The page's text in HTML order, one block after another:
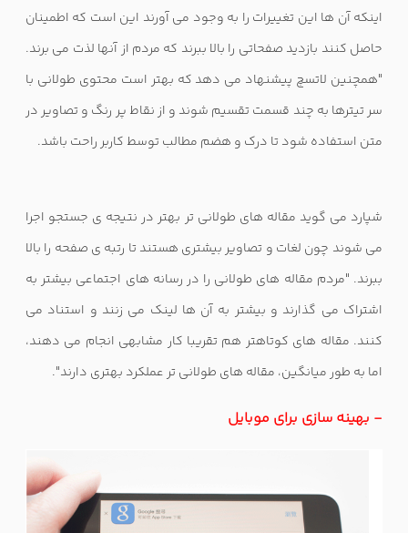
اینکه آن ها این تغییرات را به وجود می آورند این است که اطمینان
حاصل کنند بازدید صفحاتی را بالا ببرند که مردم از آنها لذت می برند.
"همچنین لاتسچ پیشنهاد می دهد که بهتر است محتوی طولانی با
سر تیترها به چند قسمت تقسیم شوند و از نقاط پر رنگ و تصاویر در
متن استفاده شود تا درک و هضم مطالب توسط کاربر راحت باشد.
شپارد می گوید مقاله های طولانی تر بهتر در نتیجه ی جستجو اجرا
می شوند چون لغات و تصاویر بیشتری هستند تا رتبه ی صفحه را بالا
ببرند. "مردم مقاله های طولانی را در رسانه های اجتماعی بیشتر به
اشتراک می گذارند و بیشتر به آن ها لینک می زنند و استناد می
کنند. مقاله های کوتاهتر هم تقریبا کار مشابهی انجام می دهند،
اما به طور میانگین، مقاله های طولانی تر عملکرد بهتری دارند".
- بهینه سازی برای موبایل